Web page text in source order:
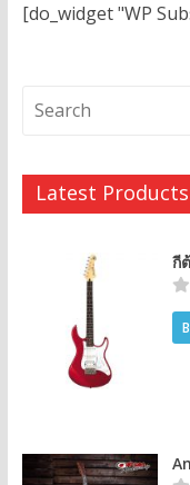
[do_widget "WP
Latest Products
กี